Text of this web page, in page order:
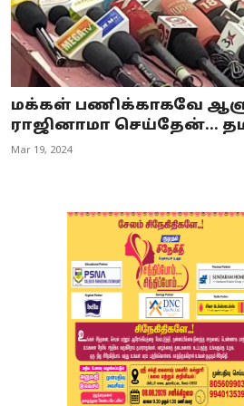
மக்கள் பணிக்காகவே
ராஜினாமா செய்தேன்...
Mar 19, 2024